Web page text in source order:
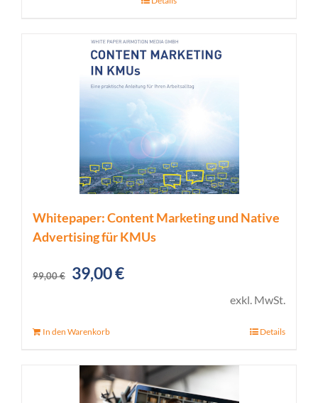
Whitepaper: Content Marketing und Native
Advertising für KMUs
99,00€
Ursprünglicher
39,00€Aktueller
exkl. MwSt.
In den Warenkorb Details